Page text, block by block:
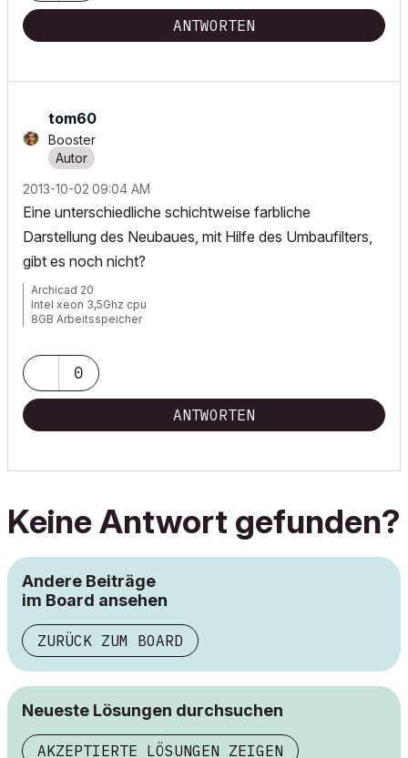
ANTWORTEN
tom60
Booster
‎2013-10-02 09:04 AM
Eine unterschiedliche schichtweise farbliche
Darstellung des Neubaues, mit Hilfe des Umbaufilters,
gibt es noch nicht?
Archicad 20
Intel xeon 3,5Ghz cpu
8GB Arbeitsspeicher
0
ANTWORTEN
Keine Antwort gefunden?
Andere Beiträge
im Board ansehen
ZURÜCK ZUM BOARD
Neueste Lösungen durchsuchen
AKZEPTIERTE LÖSUNGEN ZEIGEN